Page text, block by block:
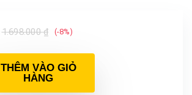
1.698.000₫ (-8%)
THÊM VÀO GIỎ
HÀNG